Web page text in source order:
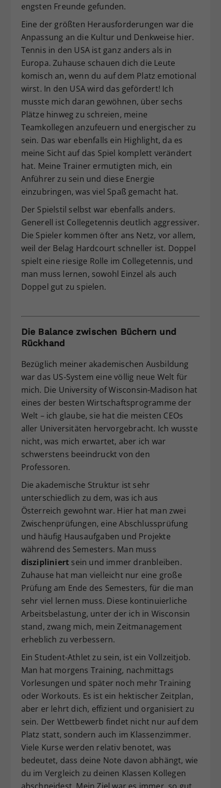
engsten Freunde gefunden.
Eine der größten Herausforderungen war die
Anpassung an die Kultur und Denkweise hier.
Tennis in den USA ist ganz anders als in
Europa. Zuhause schauen dich die Leute
komisch an, wenn du auf dem Platz emotional
wirst. In den USA wird das gefördert! Ich
musste mich daran gewöhnen, über sechs
Plätze hinweg zu schreien, meine
Teamkollegen anzufeuern und energischer zu
sein. Das war ebenfalls ein Highlight, da es
meine Sicht auf das Spiel komplett verändert
hat. Meine Trainer ermutigten mich, ein
Anführer zu sein und diese Energie
einzubringen, was viel Spaß gemacht hat.
Der Spielstil selbst war ebenfalls anders.
Generell ist Collegetennis deutlich aggressiver.
Die Spieler kommen öfter ans Netz, vor allem,
weil der Belag Hardcourt schneller ist. Doppel
spielt eine riesige Rolle im Collegetennis, und
man muss lernen, sowohl Einzel als auch
Doppel gut zu spielen.
Die Balance zwischen Büchern und
Rückhand
Bezüglich meiner akademischen Ausbildung
war das US-System eine völlig neue Welt für
mich. Die University of Wisconsin-Madison hat
eines der besten Wirtschaftsprogramme der
Welt – ich glaube, sie hat die meisten CEOs
aller Universitäten hervorgebracht. Ich wusste
nicht, was mich erwartet, aber ich war
schwerstens beeindruckt von den
Professoren.
Die akademische Struktur ist sehr
unterschiedlich zu dem, was ich aus
Österreich gewohnt war. Hier hat man zwei
Zwischenprüfungen, eine Abschlussprüfung
und häufig Hausaufgaben und Projekte
während des Semesters. Man muss
diszipliniert sein und immer dranbleiben.
Zuhause hat man vielleicht nur eine große
Prüfung am Ende des Semesters, für die man
sehr viel lernen muss. Diese kontinuierliche
Arbeitsbelastung, unter der ich in Wisconsin
stand, zwang mich, mein Zeitmanagement
erheblich zu verbessern.
Ein Student-Athlet zu sein, ist ein Vollzeitjob.
Man hat morgens Training, nachmittags
Vorlesungen und später noch mehr Training
oder Workouts. Es ist ein hektischer Zeitplan,
aber er lehrt dich, effizient und organisiert zu
sein. Der Wettbewerb findet nicht nur auf dem
Platz statt, sondern auch im Klassenzimmer.
Viele Kurse werden relativ benotet, was
bedeutet, dass deine Note davon abhängt, wie
du im Vergleich zu deinen Klassen Kollegen